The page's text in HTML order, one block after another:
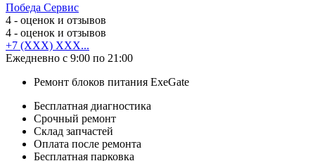
Победа Сервис
4 - оценок и отзывов
4 - оценок и отзывов
+7 (XXX) XXX...
Ежедневно с 9:00 по 21:00
Ремонт блоков питания ExeGate
Бесплатная диагностика
Срочный ремонт
Cклад запчастей
Оплата после ремонта
Бесплатная парковка